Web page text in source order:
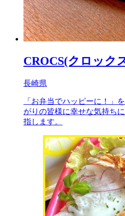
CROCS(クロック
長崎県
「お弁当でハッピーに！」
がりの皆様に幸せな気持ち
指します。